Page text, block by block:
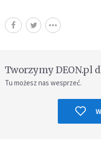
Tworzymy DEON.pl
Tu możesz nas wesprzeć.